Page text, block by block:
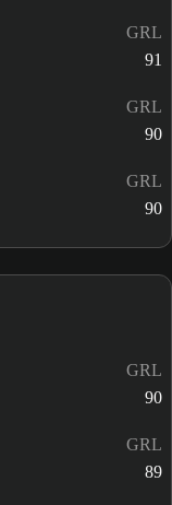
GRL
91
GRL
90
GRL
90
GRL
90
GRL
89